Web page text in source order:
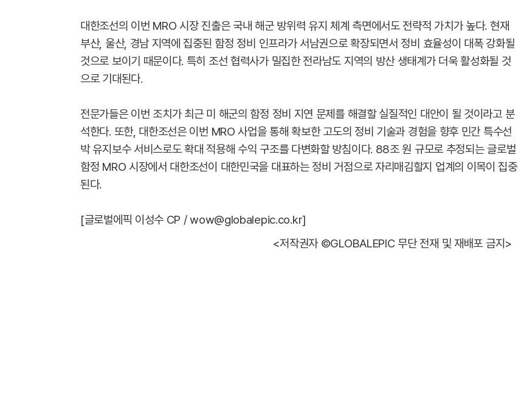
대한조선의 이번 MRO 시장 진출은 국내 해군 방위력 유지 체계 측면에서도 전략적 가치가 높다. 현재
부산, 울산, 경남 지역에 집중된 함정 정비 인프라가 서남권으로 확장되면서 정비 효율성이 대폭 강화될
것으로 보이기 때문이다. 특히 조선 협력사가 밀집한 전라남도 지역의 방산 생태계가 더욱 활성화될 것
으로 기대된다.
전문가들은 이번 조치가 최근 미 해군의 함정 정비 지연 문제를 해결할 실질적인 대안이 될 것이라고 분
석한다. 또한, 대한조선은 이번 MRO 사업을 통해 확보한 고도의 정비 기술과 경험을 향후 민간 특수선
박 유지보수 서비스로도 확대 적용해 수익 구조를 다변화할 방침이다. 88조 원 규모로 추정되는 글로벌
함정 MRO 시장에서 대한조선이 대한민국을 대표하는 정비 거점으로 자리매김할지 업계의 이목이 집중
된다.
[글로벌에픽 이성수 CP / wow@globalepic.co.kr]
<저작권자 ©GLOBALEPIC 무단 전재 및 재배포 금지>